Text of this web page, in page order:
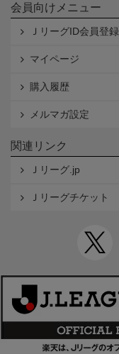
会員向けメニュー
ＪリーグID会員登録
マイページ
購入履歴
メルマガ設定
関連リンク
Ｊリーグ.jp
Ｊリーグチケット